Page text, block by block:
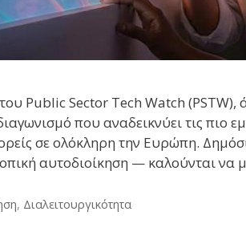
Public Sector Tech Watch (PSTW),
που αναδεικνύει τις πιο
σε ολόκληρη την Ευρώπη.
αυτοδιοίκηση — καλούνται να
, Διαλειτουργικότητα